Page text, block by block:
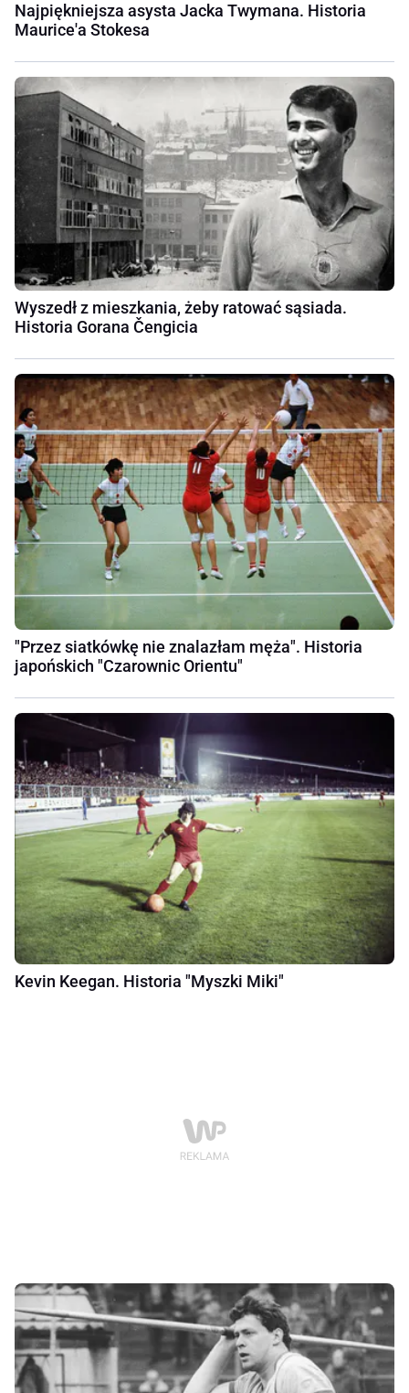
Najpiękniejsza asysta Jacka Twymana. Historia
Maurice'a Stokesa
Wyszedł z mieszkania, żeby ratować sąsiada.
Historia Gorana Čengicia
"Przez siatkówkę nie znalazłam męża". Historia
japońskich "Czarownic Orientu"
Kevin Keegan. Historia "Myszki Miki"